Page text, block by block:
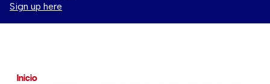
Sign up here
Inicio